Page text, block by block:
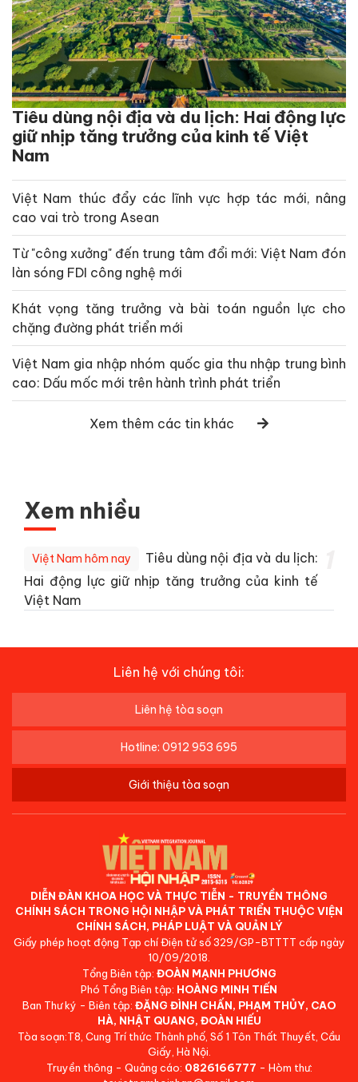
Tiêu dùng nội địa và du lịch: Hai động lực
giữ nhịp tăng trưởng của kinh tế Việt
Nam
Việt Nam thúc đẩy các lĩnh vực hợp tác mới, nâng
cao vai trò trong Asean
Từ "công xưởng" đến trung tâm đổi mới: Việt Nam đón
làn sóng FDI công nghệ mới
Khát vọng tăng trưởng và bài toán nguồn lực cho
chặng đường phát triển mới
Việt Nam gia nhập nhóm quốc gia thu nhập trung bình
cao: Dấu mốc mới trên hành trình phát triển
Xem thêm các tin khác
Xem nhiều
Việt Nam hôm nay
Tiêu dùng nội địa và du lịch:
Hai động lực giữ nhịp tăng trưởng của kinh tế
Việt Nam
Liên hệ với chúng tôi:
Liên hệ tòa soạn
Hotline: 0912 953 695
Giới thiệu tòa soạn
DIỄN ĐÀN KHOA HỌC VÀ THỰC TIỄN - TRUYỀN THÔNG
CHÍNH SÁCH TRONG HỘI NHẬP VÀ PHÁT TRIỂN THUỘC VIỆN
CHÍNH SÁCH, PHÁP LUẬT VÀ QUẢN LÝ
Giấy phép hoạt động Tạp chí Điện tử số 329/GP-BTTTT cấp ngày
10/09/2018.
Tổng Biên tập: ĐOÀN MẠNH PHƯƠNG
Phó Tổng Biên tập: HOÀNG MINH TIẾN
Ban Thư ký - Biên tập: ĐẶNG ĐÌNH CHẤN, PHẠM THỦY, CAO
HÀ, NHẬT QUANG, ĐOÀN HIẾU
Tòa soạn:T8, Cung Trí thức Thành phố, Số 1 Tôn Thất Thuyết, Cầu
Giấy, Hà Nội.
Truyền thông - Quảng cáo: 0826166777 - Hòm thư: